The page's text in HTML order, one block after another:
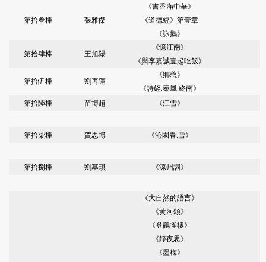
第拾叁棒 張雅傑
《書香滿中華》
《道德經》第壹章
《詠鵝》
第拾肆棒 王旭陽
《憶江南》
《與李嘉誠壹起吃飯》
第拾伍棒 劉再蓮
《鄉愁》
《詩經.秦風.終南》
第拾陸棒
苗博超 《江雪》
第拾柒棒 賀思博 《沁園春.雪》
第拾捌棒 劉基琪 《涼州詞》
《大自然的語言》
《黃河頌》
《登鸛雀樓》
《靜夜思》
《墨梅》